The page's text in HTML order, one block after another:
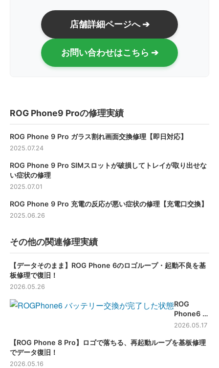
店舗詳細ページへ ➔
お問い合わせはこちら ➔
ROG Phone9 Proの修理実績
ROG Phone 9 Pro ガラス割れ画面交換修理【即日対応】
2025.07.24
ROG Phone 9 Pro SIMスロットが破損してトレイが取り出せな
い症状の修理
2025.07.01
ROG Phone 9 Pro 充電の反応が悪い症状の修理【充電口交換】
2025.06.26
その他の関連修理実績
【データそのまま】ROG Phone 6のロゴループ・起動不良を基
板修理で復旧！
2026.05.26
ROG
Phone6 4
年程使用し
ー持ちが悪
2026.05.17
【ROG Phone 8 Pro】ロゴで落ちる、再起動ループを基板修理
でデータ復旧！
2026.05.16